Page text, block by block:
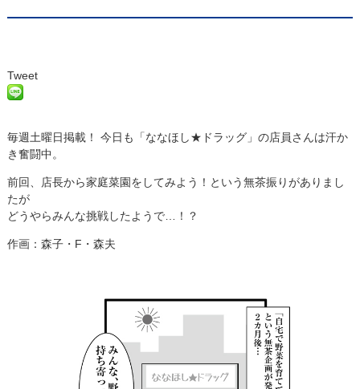
Tweet
毎週土曜日掲載！ 今日も「ななほし★ドラッグ」の店員さんは汗か
き奮闘中。
前回 、店長から家庭菜園をしてみよう！という無茶振りがありまし
たが
どうやらみんな挑戦したようで…！？
作画：森子・F・森夫